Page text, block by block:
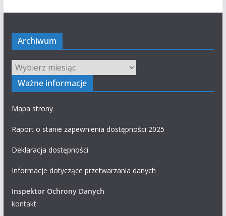
Archiwum
Archiwum
Ważne informacje
Mapa strony
Raport o stanie zapewnienia dostępności 2025
Deklaracja dostępności
Informacje dotyczące przetwarzania danych
Inspektor Ochrony Danych
kontakt: